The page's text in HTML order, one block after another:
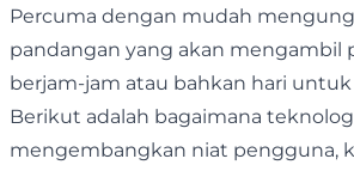
Percuma dengan mudah
pandangan yang akan mengambil
berjam-jam atau bahkan hari
Berikut adalah bagaimana
mengembangkan niat pengguna,